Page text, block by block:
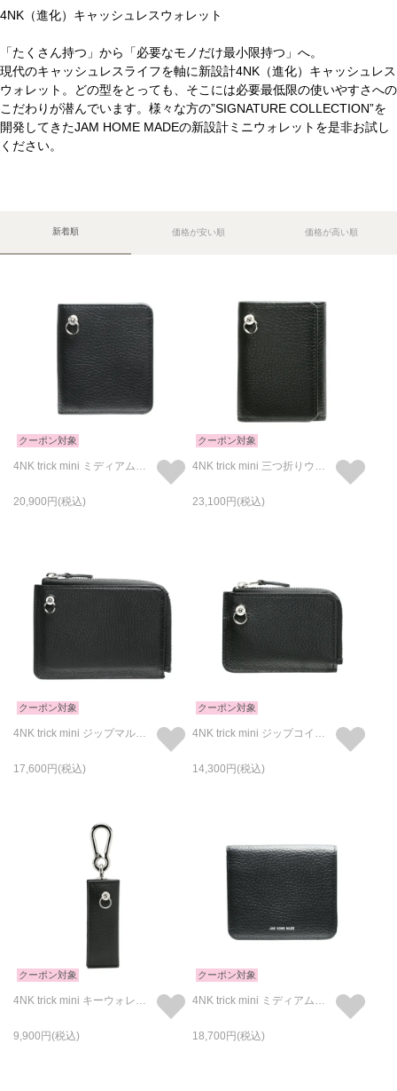
4NK（進化）キャッシュレスウォレット
「たくさん持つ」から「必要なモノだけ最小限持つ」へ。
現代のキャッシュレスライフを軸に新設計4NK（進化）キャッシュレス
ウォレット。どの型をとっても、そこには必要最低限の使いやすさへの
こだわりが潜んでいます。様々な方の”SIGNATURE COLLECTION”を
開発してきたJAM HOME MADEの新設計ミニウォレットを是非お試し
ください。
価格が安い順 価格が高い順
新着順
クーポン対象
4NK trick mini ミディアムウォレット キャッシュレス対応のお財布 /二つ折り/アイレット
20,900
クーポン対象
4NK trick mini 三つ折りウォレット キャッシュレス対応のお財布/三つ折り/アイレット
23,100
クーポン対象
4NK trick mini ジップマルチウォレット キャッシュレス対応のお財布/L字ファスナー/二つ折り/アイレット
17,600
クーポン対象
4NK trick mini ジップコインウォレット キャッシュレス対応のお財布/L字コイン&キーケース/アイレット
14,300
クーポン対象
4NK trick mini キーウォレット キャッシュレス対応のお財布/キーホルダー・キーチェーン/アイレット
9,900
クーポン対象
4NK trick mini ミディアムウォレット キャッシュレス対応のお財布 /二つ折り/ロゴプリント
18,700